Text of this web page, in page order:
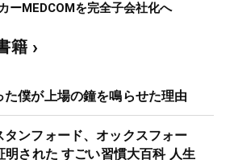
ーMEDCOMを完全子会社化へ
籍
僕が上場の鐘を鳴らせた理由
タンフォード、オックスフォー
明された すごい習慣大百科 人生